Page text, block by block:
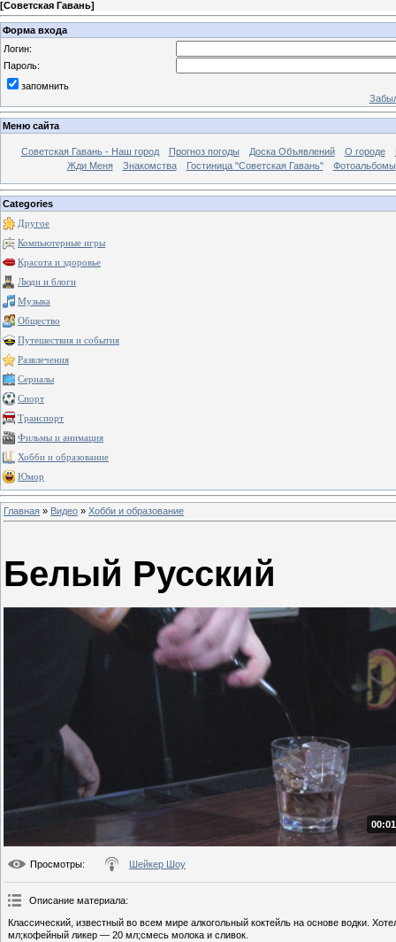
[Советская Гавань]
Форма входа
Логин:
Пароль:
запомнить
Меню сайта
Советская Гавань - Наш город Прогноз погоды Доска Объявлений О городе
Жди Меня
Знакомства Гостиница "Советская Гавань" Фотоальбомы
Categories
Другое
Компьютерные игры
Красота и здоровье
Люди и блоги
Музыка
Общество
Путешествия и события
Развлечения
Сериалы
Спорт
Транспорт
Фильмы и анимация
Хобби и образование
Юмор
Главная » Видео » Хобби и образование
Белый Русский
Просмотры: Шейкер Шоу
Описание материала:
Классический, известный во всем мире алкогольный коктейль на основе водки.
мл;кофейный ликер — 20 мл;смесь молока и сливок.